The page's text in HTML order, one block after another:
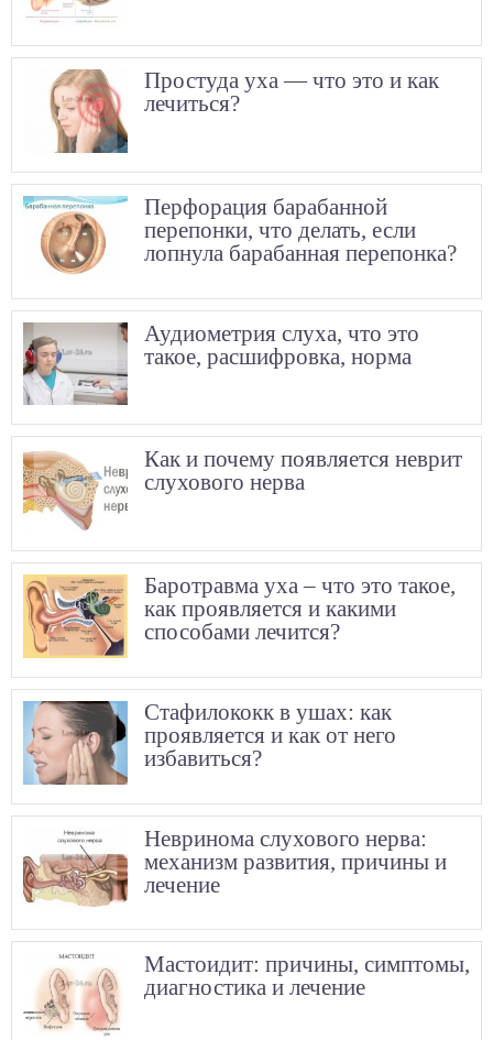
Простуда уха — что это и как
лечиться?
Перфорация барабанной
перепонки, что делать, если
лопнула барабанная перепонка?
Аудиометрия слуха, что это
такое, расшифровка, норма
Как и почему появляется неврит
слухового нерва
Баротравма уха – что это такое,
как проявляется и какими
способами лечится?
Стафилококк в ушах: как
проявляется и как от него
избавиться?
Невринома слухового нерва:
механизм развития, причины и
лечение
Мастоидит: причины, симптомы,
диагностика и лечение